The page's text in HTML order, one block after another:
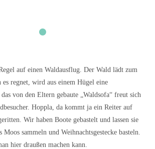
auf einen Waldausflug. Der Wald lädt zum
es regnet, wird aus einem Hügel eine
von den Eltern gebaute „Waldsofa“ freut sich
Hoppla, da kommt ja ein Reiter auf
Wir haben Boote gebastelt und lassen sie
sammeln und Weihnachtsgestecke basteln.
hier draußen machen kann.